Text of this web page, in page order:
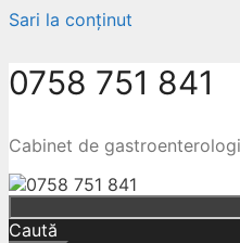
Sari la conținut
0758 751 841
Cabinet de
Caută